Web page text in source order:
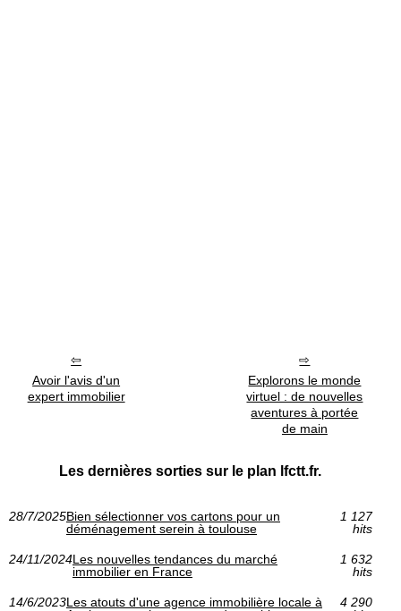
Avoir l'avis d'un
expert immobilier
Explorons le monde
virtuel : de nouvelles
aventures à portée
de main
Les dernières sorties sur le plan lfctt.fr.
28/7/2025Bien sélectionner vos cartons pour un
déménagement serein à toulouse
1 127
hits
24/11/2024Les nouvelles tendances du marché
immobilier en France
1 632
hits
14/6/2023Les atouts d'une agence immobilière locale à
4 290